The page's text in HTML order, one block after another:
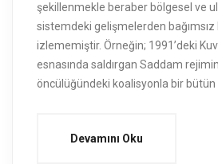
şekillenmekle beraber bölgesel ve
sistemdeki gelişmelerden bağımsız
izlememiştir. Örneğin; 1991’deki
esnasında saldırgan Saddam
öncülüğündeki koalisyonla bir bütün
Devamını Oku